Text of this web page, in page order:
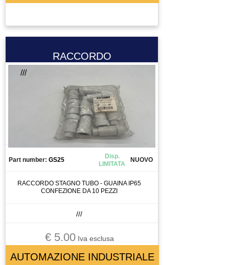
RACCORDO
///
Part number: GS25
Disp.
LIMITATA
NUOVO
RACCORDO STAGNO TUBO - GUAINA IP65
CONFEZIONE DA 10 PEZZI
///
€ 5.00Iva esclusa
AUTOMAZIONE INDUSTRIALE